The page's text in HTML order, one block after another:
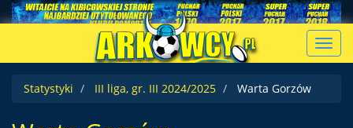
Statystyki
III liga, gr. III 2024/2025 Warta Gorzów